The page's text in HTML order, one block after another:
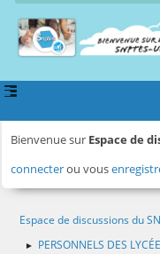
Bienvenue sur Espace de
connecterou vous
Espace de discussions du
► PERSONNELS DES